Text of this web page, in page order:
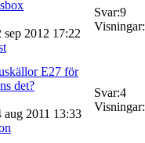
sep 2012 17:22
Svar:9
Visningar:
E27 för
det?
aug 2011 13:33
Svar:4
Visningar: